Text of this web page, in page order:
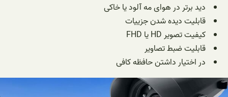
دید برتر در هوای مه آلود یا خاکی
قابلیت دیده شدن جزییات
کیفیت تصویر HD یا FHD
قابلیت ضبط تصاویر
در اختیار داشتن حافظه کافی